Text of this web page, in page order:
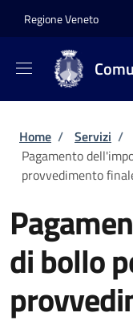
Regione Veneto
Briciole
Home / Servizi /
Pagamento
provvedimento
di bollo